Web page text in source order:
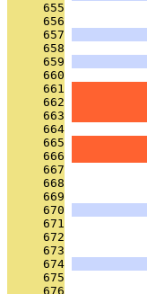
     655
     656
     657
     658
     659
     660
     661
     662
     663
     664
     665
     666
     667
     668
     669
     670
     671
     672
     673
     674
     675
     676